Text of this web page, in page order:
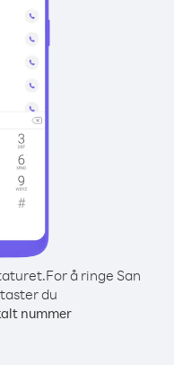
For å ringe San
du
nummer